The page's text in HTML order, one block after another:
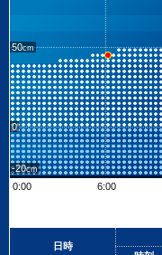
50
0
-20
0:00
6:00
+
日時